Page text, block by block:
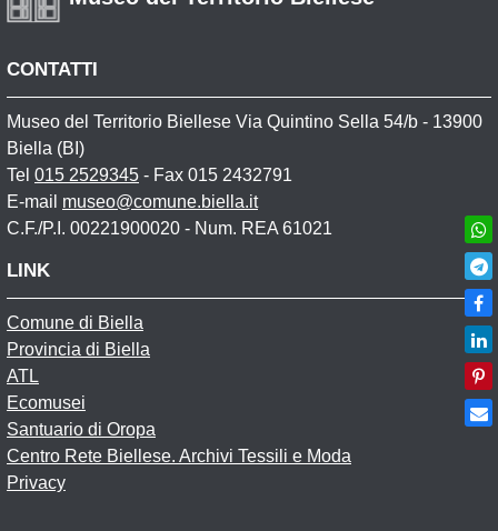
CONTATTI
Museo del Territorio Biellese Via Quintino Sella 54/b - 13900
Biella (BI)
Tel 015 2529345 - Fax 015 2432791
E-mail museo@comune.biella.it
C.F./P.I. 00221900020 - Num. REA 61021
LINK
Comune di Biella
Provincia di Biella
ATL
Ecomusei
Santuario di Oropa
Centro Rete Biellese. Archivi Tessili e Moda
Privacy